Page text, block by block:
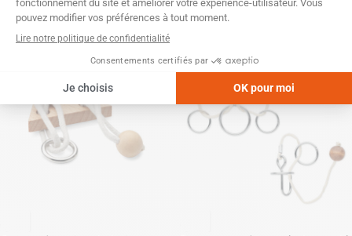
SKU :GK22292 SKU :GK22267